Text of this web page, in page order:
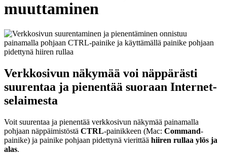
muuttaminen
Verkkosivun näkymää voi näppärästi
suurentaa ja pienentää suoraan Internet-
selaimesta
Voit suurentaa ja pienentää verkkosivun näkymää painamalla
pohjaan näppäimistöstä CTRL-painikkeen (Mac: Command-
painike) ja painike pohjaan pidettynä vierittää hiiren rullaa ylös ja
alas.